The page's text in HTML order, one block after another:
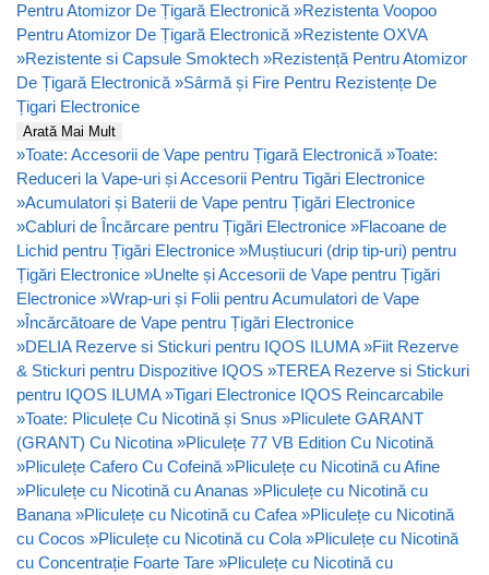
Pentru Atomizor De Țigară Electronică »Rezistenta Voopoo
Pentru Atomizor De Țigară Electronică »Rezistente OXVA
»Rezistente si Capsule Smoktech »Rezistență Pentru Atomizor
De Țigară Electronică »Sârmă și Fire Pentru Rezistențe De
Țigari Electronice
Arată Mai Mult
»Toate: Accesorii de Vape pentru Țigară Electronică »Toate:
Reduceri la Vape-uri și Accesorii Pentru Tigări Electronice
»Acumulatori și Baterii de Vape pentru Țigări Electronice
»Cabluri de Încărcare pentru Țigări Electronice »Flacoane de
Lichid pentru Țigări Electronice »Muștiucuri (drip tip-uri) pentru
Țigări Electronice »Unelte și Accesorii de Vape pentru Țigări
Electronice »Wrap-uri și Folii pentru Acumulatori de Vape
»Încărcătoare de Vape pentru Țigări Electronice
»DELIA Rezerve si Stickuri pentru IQOS ILUMA »Fiit Rezerve
& Stickuri pentru Dispozitive IQOS »TEREA Rezerve si Stickuri
pentru IQOS ILUMA »Tigari Electronice IQOS Reincarcabile
»Toate: Pliculețe Cu Nicotină și Snus »Pliculete GARANT
(GRANT) Cu Nicotina »Pliculețe 77 VB Edition Cu Nicotină
»Pliculețe Cafero Cu Cofeină »Pliculețe cu Nicotină cu Afine
»Pliculețe cu Nicotină cu Ananas »Pliculețe cu Nicotină cu
Banana »Pliculețe cu Nicotină cu Cafea »Pliculețe cu Nicotină
cu Cocos »Pliculețe cu Nicotină cu Cola »Pliculețe cu Nicotină
cu Concentrație Foarte Tare »Pliculețe cu Nicotină cu